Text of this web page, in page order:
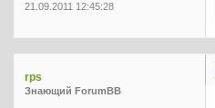
21.09.2011 12:45:28
rps
Знающий ForumBB